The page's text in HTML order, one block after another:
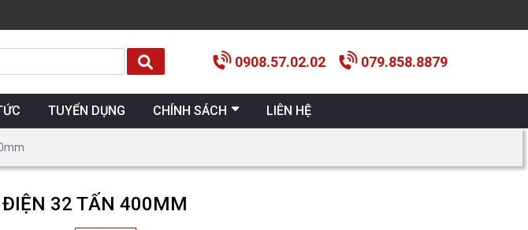
0908.57.02.02 079.858.8879
TUYỂN DỤNG CHÍNH SÁCH LIÊN HỆ
ĐIỆN 32 TẤN 400MM